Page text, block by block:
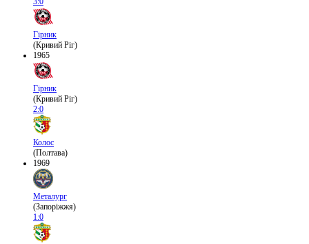
Гірник
(Кривий Ріг)
1965
Гірник
(Кривий Ріг)
2:0
Колос
(Полтава)
1969
Металург
(Запоріжжя)
1:0